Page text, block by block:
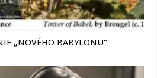
„NOVÉHO BABYLONU“